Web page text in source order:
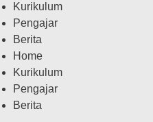
Kurikulum
Pengajar
Berita
Home
Kurikulum
Pengajar
Berita